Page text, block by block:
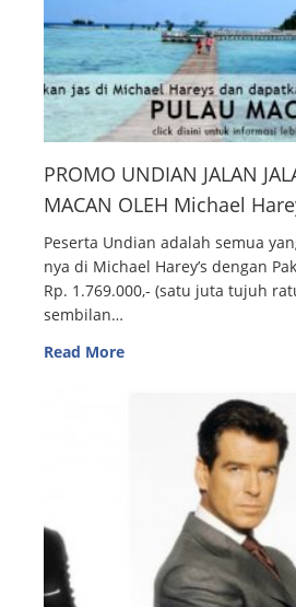
PROMO UNDIAN JALAN
MACAN OLEH Michael
Peserta Undian adalah semua
nya di Michael Harey’s dengan
Rp. 1.769.000,- (satu juta tujuh
sembilan…
Read More